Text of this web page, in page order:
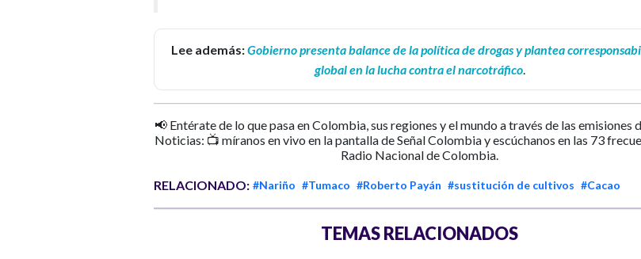
Lee además:Gobierno presenta balance de la política de drogas y plantea
global en la lucha contra el narcotráfico.
📢 Entérate de lo que pasa en Colombia, sus regiones y el mundo a través de las emisiones
Noticias: 📺 míranos en vivo en la pantalla de Señal Colombia y escúchanos en las 73
Radio Nacional de Colombia.
RELACIONADO: #Nariño #Tumaco #Roberto Payán #sustitución de cultivos #Cacao
TEMAS RELACIONADOS